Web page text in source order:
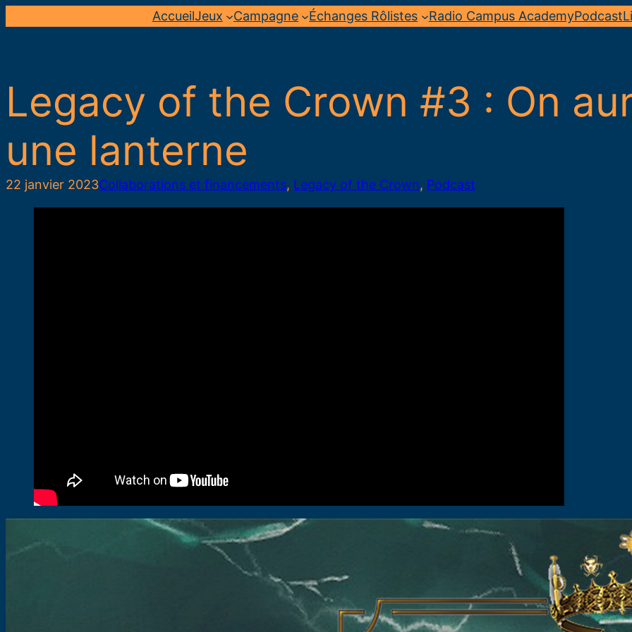
AccueilJeux Campagne Échanges Rôlistes Radio Campus AcademyPodcast
Legacy of the Crown #3 : On
une lanterne
22 janvier 2023Collaborations et financements, Legacy of the Crown, Podcast